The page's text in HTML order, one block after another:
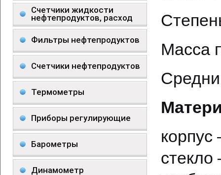
Счетчики жидкости
нефтепродуктов, расход
Фильтры нефтепродуктов
Счетчики нефтепродуктов
Термометры
Приборы регулирующие
Барометры
Динамометр
Масса